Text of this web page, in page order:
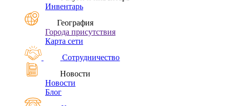
Инвентарь
География
Города присутствия
Карта сети
Сотрудничество
Новости
Новости
Блог